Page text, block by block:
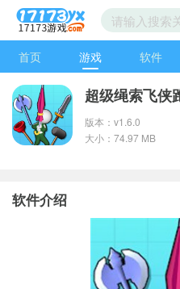
首页 游戏 软件
超级绳索飞侠
版本：v1.6.0
大小：74.97 MB
软件介绍